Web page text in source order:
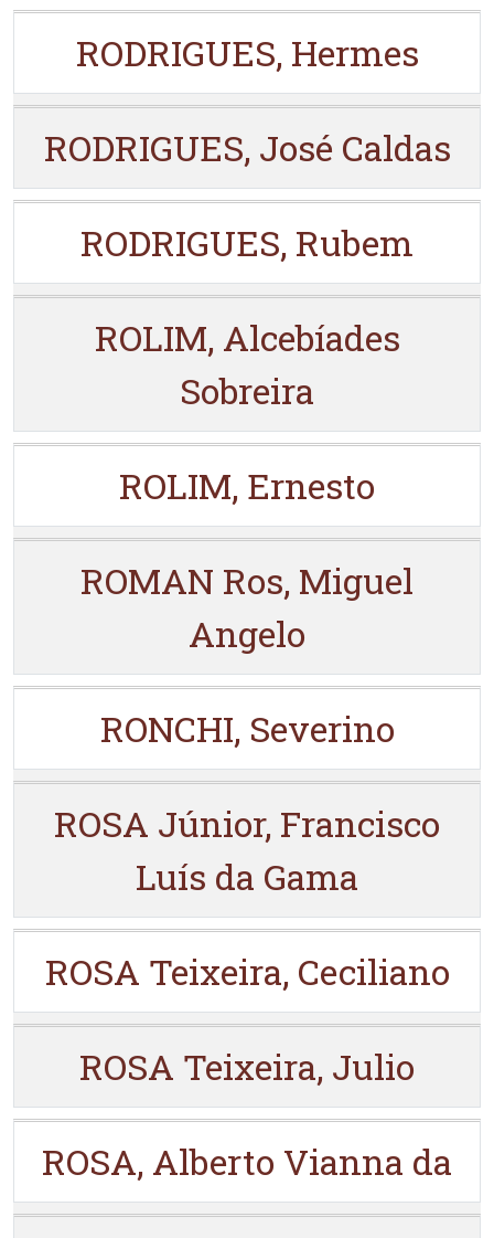
RODRIGUES, Hermes
RODRIGUES, José Caldas
RODRIGUES, Rubem
ROLIM, Alcebíades
Sobreira
ROLIM, Ernesto
ROMAN Ros, Miguel
Angelo
RONCHI, Severino
ROSA Júnior, Francisco
Luís da Gama
ROSA Teixeira, Ceciliano
ROSA Teixeira, Julio
ROSA, Alberto Vianna da